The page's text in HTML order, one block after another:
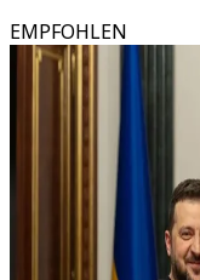
EMPFOHLEN